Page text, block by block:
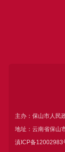
主办：保山市人民
地址：云南省保山
滇ICP备12002983